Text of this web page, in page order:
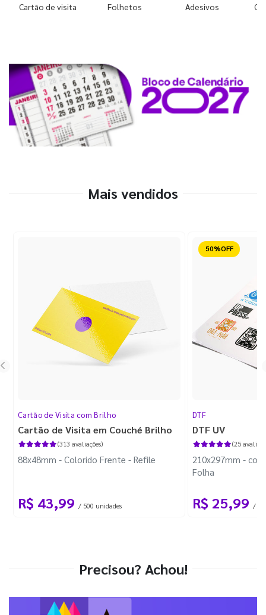
Cartão de visita Folhetos Adesivos
Mais vendidos
Cartão de Visita com Brilho
Cartão de Visita em Couché Brilho
(313 avaliações)
88x48mm - Colorido Frente - Refile
R$ 43,99 / 500 unidades
Reduzido
DTF
DTF UV
(25
210x297mm -
Folha
R$ 25,99 / 1
Precisou? Achou!